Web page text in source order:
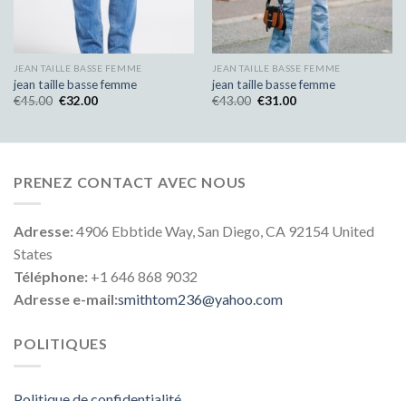
JEAN TAILLE BASSE FEMME
jean taille basse femme
€45.00 €32.00
JEAN TAILLE BASSE FEMME
jean taille basse femme
€43.00 €31.00
PRENEZ CONTACT AVEC NOUS
Adresse:4906 Ebbtide Way, San Diego, CA 92154 United
States
Téléphone: +1 646 868 9032
Adresse e-mail:smithtom236@yahoo.com
POLITIQUES